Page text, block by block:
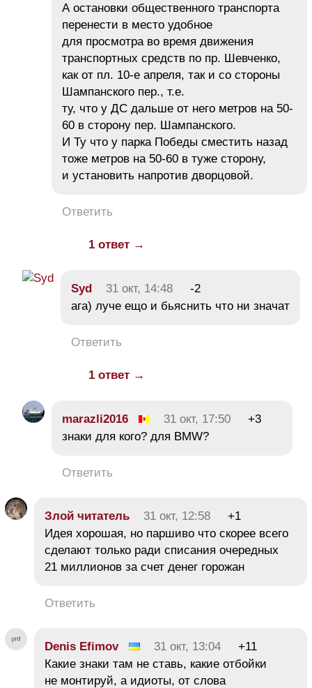
А остановки общественного транспорта
перенести в место удобное
для просмотра во время движения
транспортных средств по пр. Шевченко,
как от пл. 10-е апреля, так и со стороны
Шампанского пер., т.е.
ту, что у ДС дальше от него метров на 50-
60 в сторону пер. Шампанского.
И Ту что у парка Победы сместить назад
тоже метров на 50-60 в туже сторону,
и установить напротив дворцовой.
Ответить
1 ответ →
Syd 31 окт, 14:48
-2
ага) луче ещо и бьяснить что ни значат
Ответить
1 ответ →
marazli2016 31 окт, 17:50
+3
знаки для кого? для BMW?
Ответить
Злой читатель 31 окт, 12:58
+1
Идея хорошая, но паршиво что скорее всего
сделают только ради списания очередных
21 миллионов за счет денег горожан
Ответить
Denis Efimov 31 окт, 13:04
+11
Какие знаки там не ставь, какие отбойки
не монтируй, а идиоты, от слова